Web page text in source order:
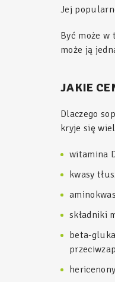
Jej
Być może w
może ją
JAKIE
Dlaczego
kryje się
witamina
kwasy
składniki
beta-